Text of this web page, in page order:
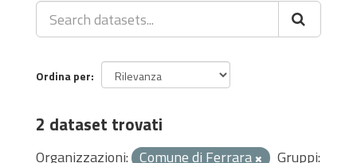
Ordina per
2 dataset trovati
Organizzazioni: Comune di Ferrara
Gruppi: